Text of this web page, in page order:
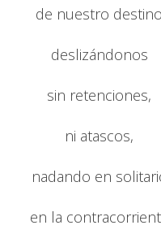
de nuestro destino
deslizándonos
sin retenciones,
ni atascos,
nadando en
en la